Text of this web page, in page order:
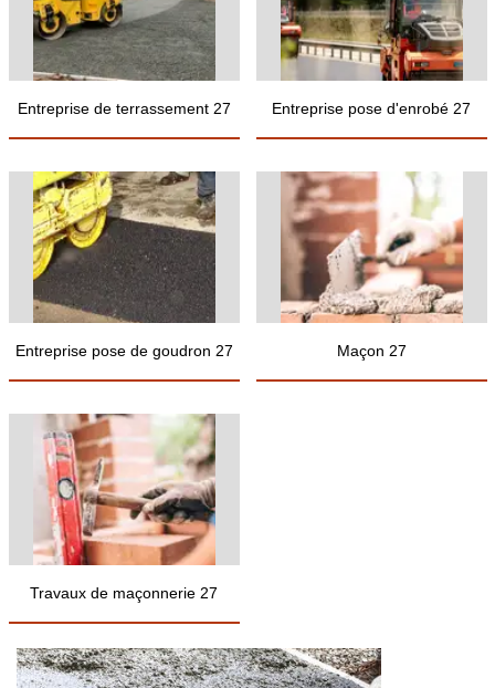
Entreprise de terrassement 27 Entreprise pose d'enrobé 27
Entreprise pose de goudron 27 Maçon 27
Travaux de maçonnerie 27